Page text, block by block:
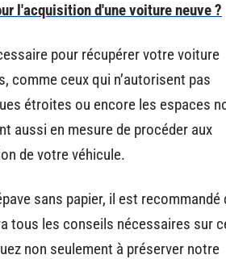
l'acquisition d'une voiture neuve ?
pour récupérer votre voiture
comme ceux qui n’autorisent pas
étroites ou encore les espaces
aussi en mesure de procéder aux
de votre véhicule.
sans papier, il est recommandé
tous les conseils nécessaires sur
non seulement à préserver notre